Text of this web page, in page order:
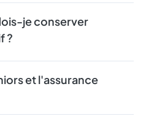
je conserver
?
et l'assurance